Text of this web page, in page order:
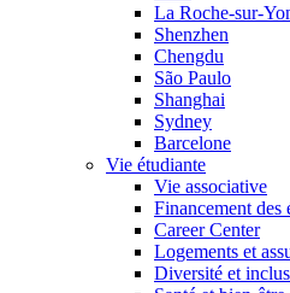
La Roche-sur-
Shenzhen
Chengdu
São Paulo
Shanghai
Sydney
Barcelone
Vie étudiante
Vie associative
Financement des
Career Center
Logements et
Diversité et